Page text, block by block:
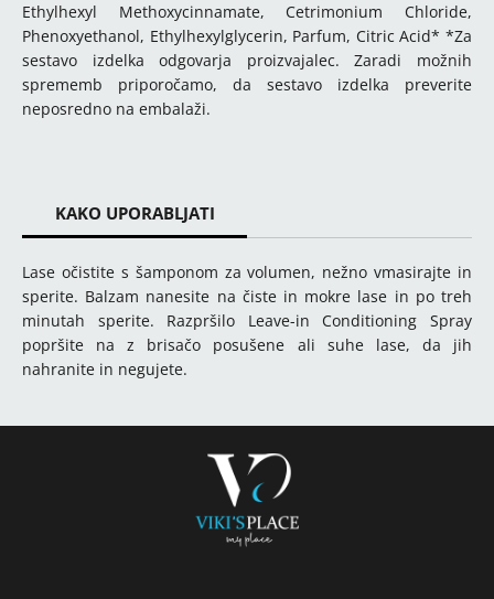
Ethylhexyl Methoxycinnamate, Cetrimonium Chloride,
Phenoxyethanol, Ethylhexylglycerin, Parfum, Citric Acid* *Za
sestavo izdelka odgovarja proizvajalec. Zaradi možnih
sprememb priporočamo, da sestavo izdelka preverite
neposredno na embalaži.
KAKO UPORABLJATI
Lase očistite s šamponom za volumen, nežno vmasirajte in
sperite. Balzam nanesite na čiste in mokre lase in po treh
minutah sperite. Razpršilo Leave-in Conditioning Spray
popršite na z brisačo posušene ali suhe lase, da jih
nahranite in negujete.